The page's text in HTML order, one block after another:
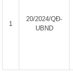
1
20/2024/QĐ-
UBND